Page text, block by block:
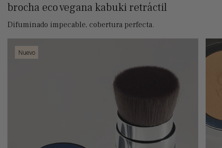
brocha eco vegana kabuki retráctil
Difuminado impecable, cobertura perfecta.
Nuevo